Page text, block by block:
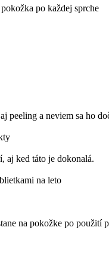
po každej sprche
peeling a neviem sa ho
aj ked táto je dokonalá.
na leto
na pokožke po použití